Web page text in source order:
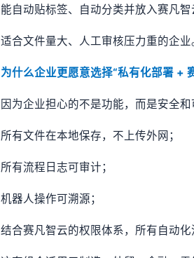
能自动贴标签、自动分类并放入赛凡智
适合文件量大、人工审核压力重的企业
为什么企业更愿意选择“私有化部署 +
因为企业担心的不是功能，而是安全和
所有文件在本地保存，不上传外网；
所有流程日志可审计；
机器人操作可溯源；
结合赛凡智云的权限体系，所有自动化